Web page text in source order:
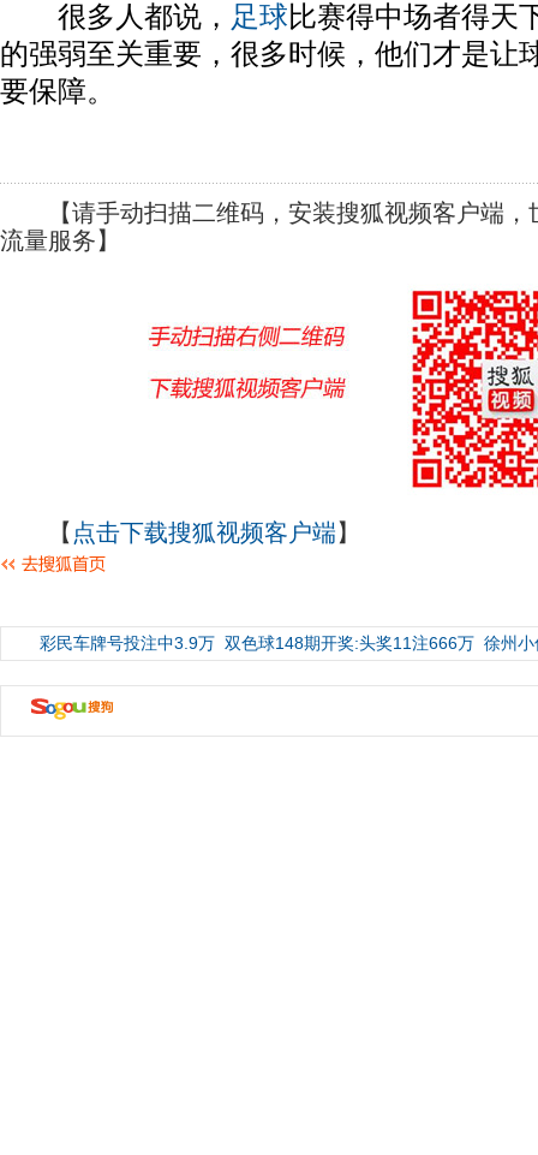
很多人都说， 足球比赛得中场者得天
的强弱至关重要，很多时候，他们才是让
要保障。
【请手动扫描二维码，安装搜狐视频客户端，
流量服务】
【 点击下载搜狐视频客户端】
彩民车牌号投注中3.9万 双色球148期开奖:头奖11注666万 徐州